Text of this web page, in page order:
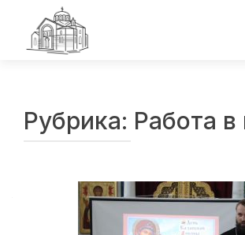
Рубрика: Работа
Навигация